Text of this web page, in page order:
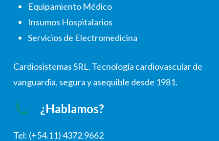
Equipamiento Médico
Insumos Hospitalarios
Servicios de Electromedicina
Cardiosistemas SRL. Tecnología cardiovascular de
vanguardia, segura y asequible desde 1981.
¿Hablamos?
Tel: (+54.11) 4372.9662